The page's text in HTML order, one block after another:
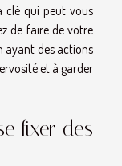
clé qui peut vous
de faire de votre
ayant des actions
et à garder
fixer des